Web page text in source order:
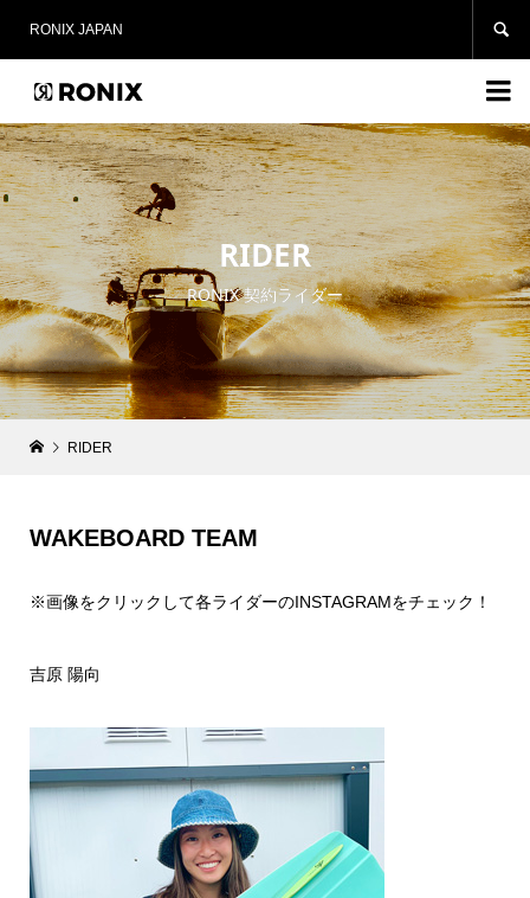
RONIX JAPAN 

RIDER
RONIX 契約ライダー
RIDER
WAKEBOARD TEAM
※画像をクリックして各ライダーのINSTAGRAMをチェック！
吉原 陽向